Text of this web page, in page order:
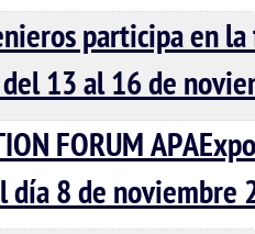
participa en la
13 al 16 de
FORUM
día 8 de noviembre